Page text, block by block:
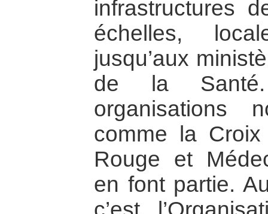
infrastructures
échelles,
jusqu’aux
de la Santé.
organisations
comme la
Rouge et
en font partie.